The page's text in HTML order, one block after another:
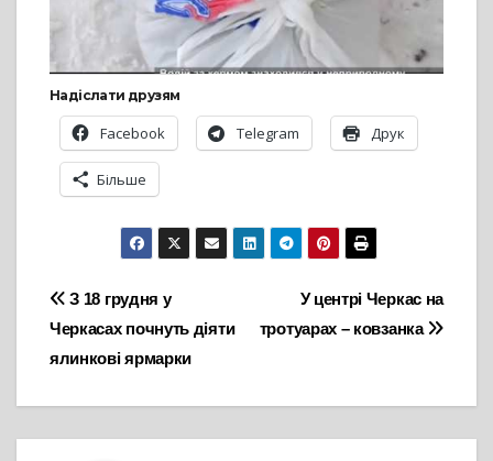
Надіслати друзям
Facebook Telegram Друк
Більше
Навігація
записів
У центрі Черкас на
тротуарах – ковзанка
З 18 грудня у
Черкасах почнуть діяти
ялинкові ярмарки